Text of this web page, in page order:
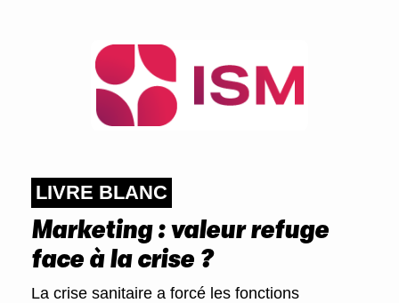
LIVRE BLANC
Marketing : valeur refuge
face à la crise ?
La crise sanitaire a forcé les fonctions